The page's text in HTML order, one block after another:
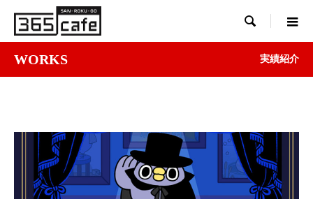

WORKS 実績紹介